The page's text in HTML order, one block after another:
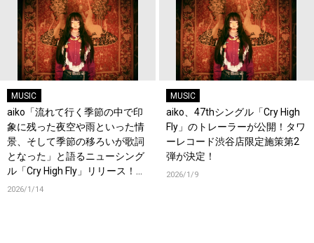
MUSIC
aiko「流れて行く季節の中で印
象に残った夜空や雨といった情
景、そして季節の移ろいが歌詞
となった」と語るニューシング
ル「Cry High Fly」リリース！オ
フィシャルインタビューも公
2026/1/14
MUSIC
aiko、47thシングル「Cry High
Fly」のトレーラーが公開！タワ
ーレコード渋谷店限定施策第2
弾が決定！
2026/1/9